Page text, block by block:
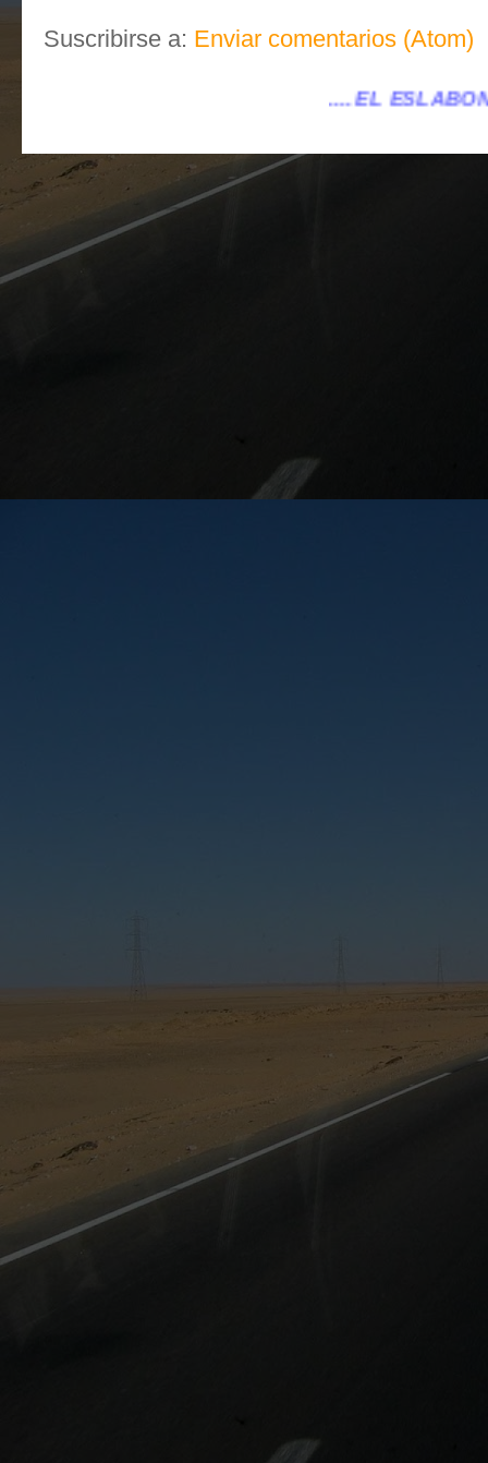
Suscribirse a: Enviar comentarios (Atom)
.... EL ESLABÓN VILLENA ...